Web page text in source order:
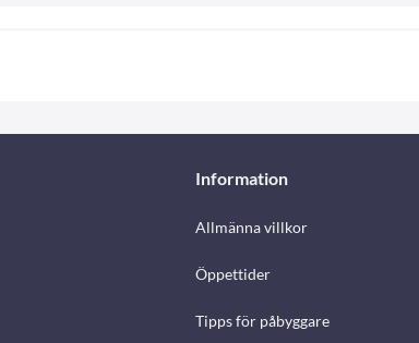
Information
Allmänna villkor
Öppettider
Tipps för påbyggare